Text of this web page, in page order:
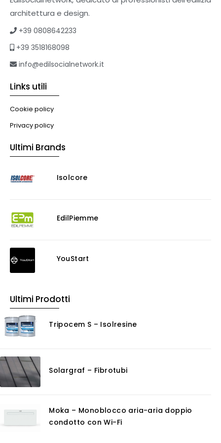
Tetti verdi
eBook
Formazione professionale
Illuminazione
Murature
Risanamento E Restauro
Consolidanti
Rasanti per muro
Senza Categoria
Consulenza
GIS
Piattaforme Cloud
architettura e design.
+39 0808642233
+39 3518168098
info@edilsocialnetwork.it
Links utili
Cookie policy
Privacy policy
Ultimi Brands
Isolcore
EdilPiemme
YouStart
Ultimi Prodotti
Tripocem S – Isolresine
Solargraf – Fibrotubi
Moka – Monoblocco aria-aria doppio
condotto con Wi-Fi